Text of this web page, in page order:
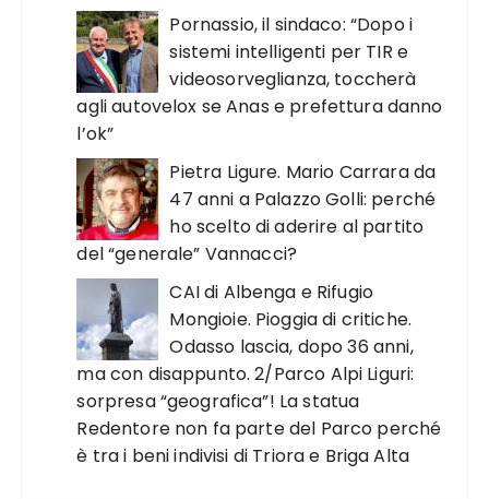
Pornassio, il sindaco: “Dopo i
sistemi intelligenti per TIR e
videosorveglianza, toccherà
agli autovelox se Anas e prefettura danno
l’ok”
Pietra Ligure. Mario Carrara da
47 anni a Palazzo Golli: perché
ho scelto di aderire al partito
del “generale” Vannacci?
CAI di Albenga e Rifugio
Mongioie. Pioggia di critiche.
Odasso lascia, dopo 36 anni,
ma con disappunto. 2/Parco Alpi Liguri:
sorpresa “geografica”! La statua
Redentore non fa parte del Parco perché
è tra i beni indivisi di Triora e Briga Alta